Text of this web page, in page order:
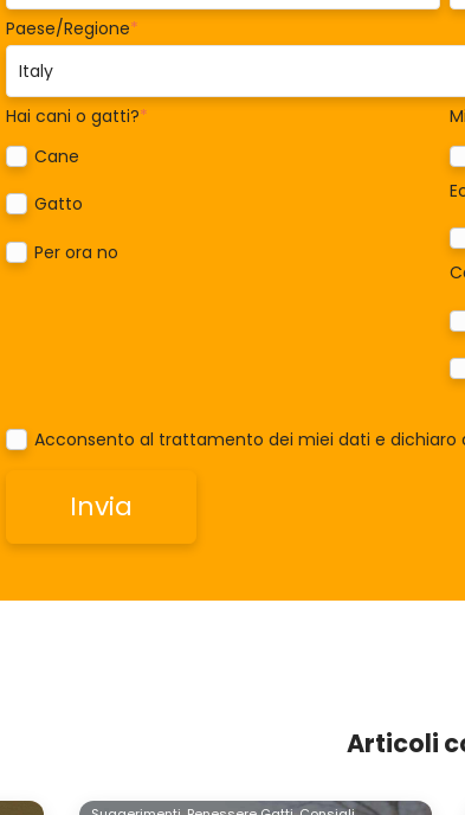
Paese/Regione*
Hai cani o gatti?*
Cane
Gatto
Per ora no
Acconsento al trattamento dei miei dati e dichiaro
Articoli